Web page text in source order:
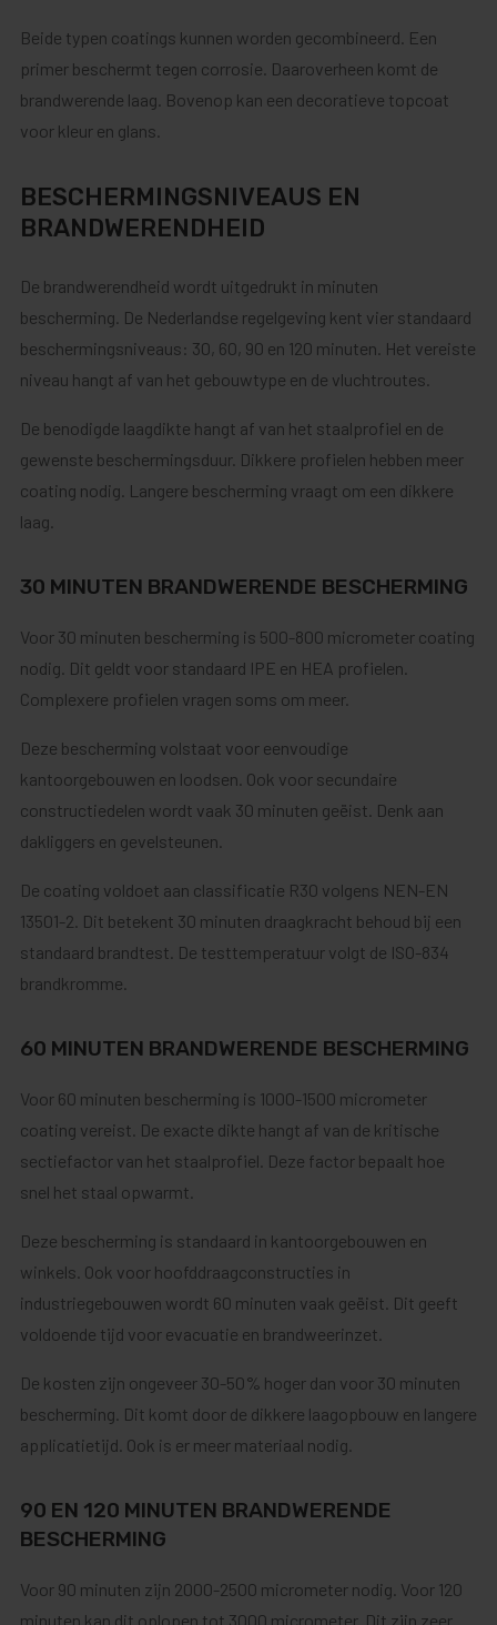
Beide typen coatings kunnen worden gecombineerd. Een
primer beschermt tegen corrosie. Daaroverheen komt de
brandwerende laag. Bovenop kan een decoratieve topcoat
voor kleur en glans.
BESCHERMINGSNIVEAUS EN
BRANDWERENDHEID
De brandwerendheid wordt uitgedrukt in minuten
bescherming. De Nederlandse regelgeving kent vier standaard
beschermingsniveaus: 30, 60, 90 en 120 minuten. Het vereiste
niveau hangt af van het gebouwtype en de vluchtroutes.
De benodigde laagdikte hangt af van het staalprofiel en de
gewenste beschermingsduur. Dikkere profielen hebben meer
coating nodig. Langere bescherming vraagt om een dikkere
laag.
30 MINUTEN BRANDWERENDE BESCHERMING
Voor 30 minuten bescherming is 500-800 micrometer coating
nodig. Dit geldt voor standaard IPE en HEA profielen.
Complexere profielen vragen soms om meer.
Deze bescherming volstaat voor eenvoudige
kantoorgebouwen en loodsen. Ook voor secundaire
constructiedelen wordt vaak 30 minuten geëist. Denk aan
dakliggers en gevelsteunen.
De coating voldoet aan classificatie R30 volgens NEN-EN
13501-2. Dit betekent 30 minuten draagkracht behoud bij een
standaard brandtest. De testtemperatuur volgt de ISO-834
brandkromme.
60 MINUTEN BRANDWERENDE BESCHERMING
Voor 60 minuten bescherming is 1000-1500 micrometer
coating vereist. De exacte dikte hangt af van de kritische
sectiefactor van het staalprofiel. Deze factor bepaalt hoe
snel het staal opwarmt.
Deze bescherming is standaard in kantoorgebouwen en
winkels. Ook voor hoofddraagconstructies in
industriegebouwen wordt 60 minuten vaak geëist. Dit geeft
voldoende tijd voor evacuatie en brandweerinzet.
De kosten zijn ongeveer 30-50% hoger dan voor 30 minuten
bescherming. Dit komt door de dikkere laagopbouw en langere
applicatietijd. Ook is er meer materiaal nodig.
90 EN 120 MINUTEN BRANDWERENDE
BESCHERMING
Voor 90 minuten zijn 2000-2500 micrometer nodig. Voor 120
minuten kan dit oplopen tot 3000 micrometer. Dit zijn zeer